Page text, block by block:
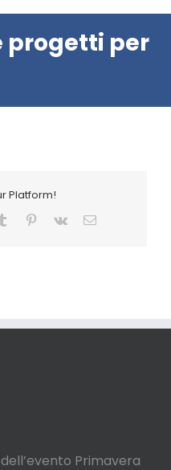
progetti per
Platform!
Tumblr Pinterest
Vk Email
Primavera